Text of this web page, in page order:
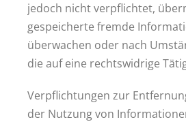
jedoch nicht verpflichtet,
gespeicherte fremde
überwachen oder nach
die auf eine rechtswidrige
Verpflichtungen zur
der Nutzung von